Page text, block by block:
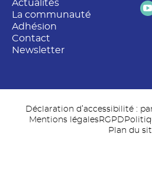
Actualités
La communauté
Adhésion
Contact
Newsletter
Déclaration d’accessibilité :
Mentions légalesRGPD
Plan du